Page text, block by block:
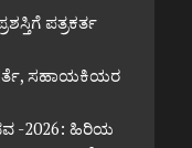
ಪತ್ರಕರ್ತ
ಸಹಾಯಕಿಯರ
-2026: ಹಿರಿಯ